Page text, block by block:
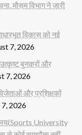
मौसम विभाग ने जारी
विकास को नई
7, 2026
उत्कृष्ट बुनकरों और
7, 2026
और प्रशिक्षकों
2026
University